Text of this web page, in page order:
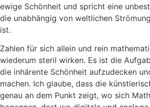
ewige Schönheit und spricht eine
die unabhängig von weltlichen
ist.
Zahlen für sich allein und rein
wiederum steril wirken. Es ist die
die inhärente Schönheit aufzudecken
machen. Ich glaube, dass die
genau an dem Punkt zeigt, wo sich